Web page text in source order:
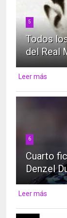
5
Todos
del Real
Leer más
6
Cuarto
Denzel
Leer más